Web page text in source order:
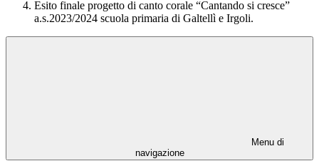
Esito finale progetto di canto corale “Cantando si cresce”
a.s.2023/2024 scuola primaria di Galtellì e Irgoli.
Menu di
navigazione